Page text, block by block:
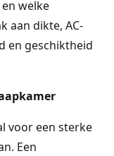
welke
aan dikte, AC-
en geschiktheid
voor een sterke
Een